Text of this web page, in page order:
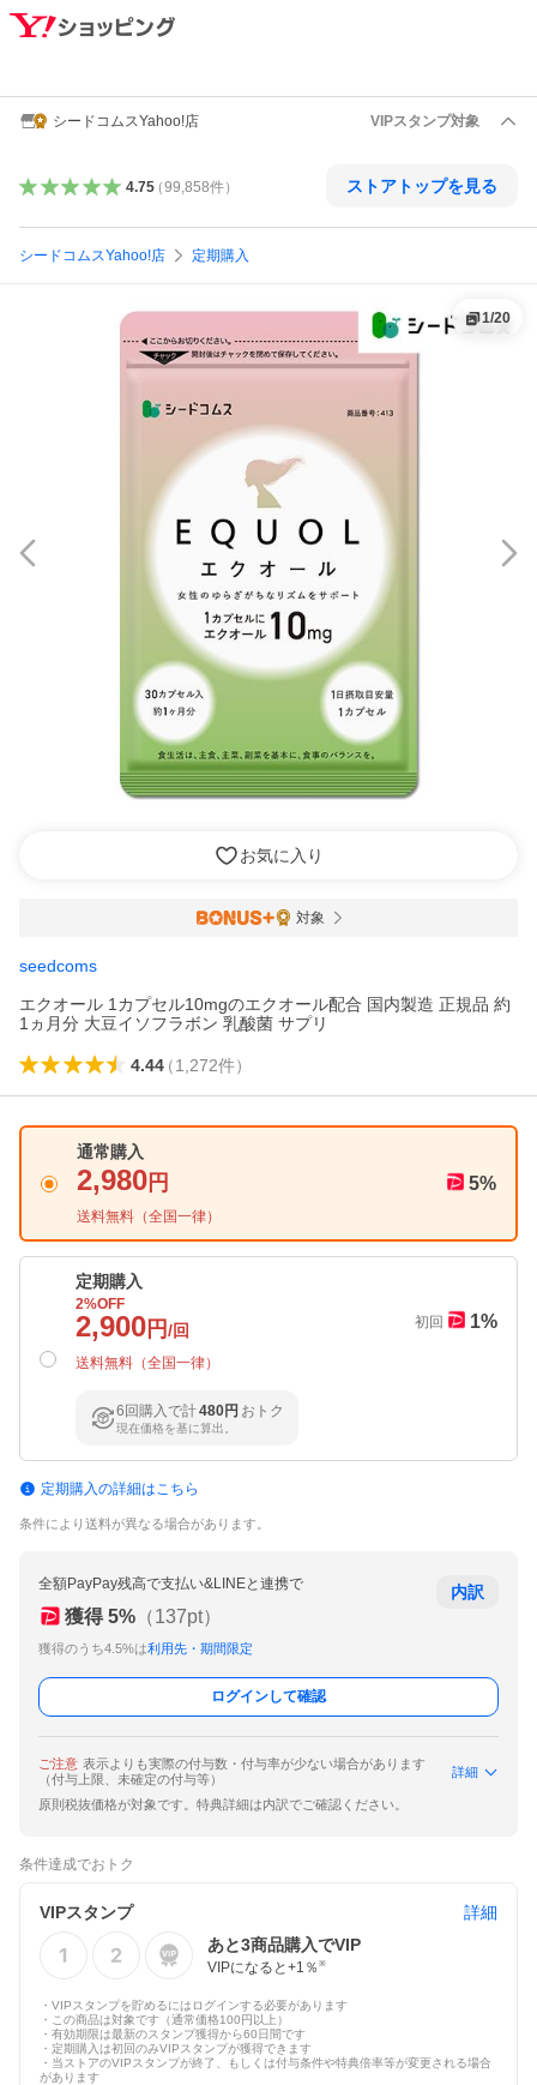
シードコムスYahoo!店 VIPスタンプ対象
4.75（99,858件） ストアトップを見る
シードコムスYahoo!店 定期購入
1/20
お気に入り
対象
seedcoms
エクオール 1カプセル10mgのエクオール配合 国内製造 正規品 約
1ヵ月分 大豆イソフラボン 乳酸菌 サプリ
4.44（1,272件）
通常購入
2,980 円
送料無料（全国一律）
5%
定期購入
2%OFF
2,900 円/回
送料無料（全国一律）
初回 1%
6回購入で計480円 おトク
現在価格を基に算出。
定期購入の詳細はこちら
条件により送料が異なる場合があります。
全額PayPay残高で支払い&LINEと連携で
獲得 5% （137pt）
獲得のうち4.5%は利用先・期間限定
内訳
ログインして確認
ご注意 表示よりも実際の付与数・付与率が少ない場合があります
（付与上限、未確定の付与等）
詳細
原則税抜価格が対象です。特典詳細は内訳でご確認ください。
条件達成でおトク
VIPスタンプ
詳細
あと3商品購入でVIP
VIPになると+1 ％ ※
・VIPスタンプを貯めるにはログインする必要があります
・この商品は対象です（通常価格100円以上）
・有効期限は最新のスタンプ獲得から60日間です
・定期購入は初回のみVIPスタンプが獲得できます
・当ストアのVIPスタンプが終了、もしくは付与条件や特典倍率等が変更される場合
があります